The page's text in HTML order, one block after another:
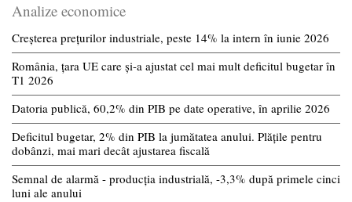
Analize economice
Creșterea prețurilor industriale, peste 14% la intern în iunie 2026
România, țara UE care și-a ajustat cel mai mult deficitul bugetar în
T1 2026
Datoria publică, 60,2% din PIB pe date operative, în aprilie 2026
Deficitul bugetar, 2% din PIB la jumătatea anului. Plățile pentru
dobânzi, mai mari decât ajustarea fiscală
Semnal de alarmă - producția industrială, -3,3% după primele cinci
luni ale anului